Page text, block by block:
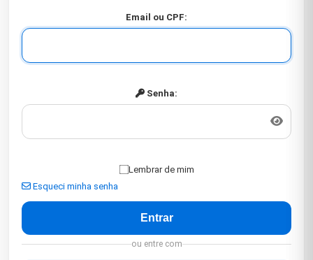
Email ou CPF:
Senha:
Lembrar de mim
Esqueci minha senha
ou entre com